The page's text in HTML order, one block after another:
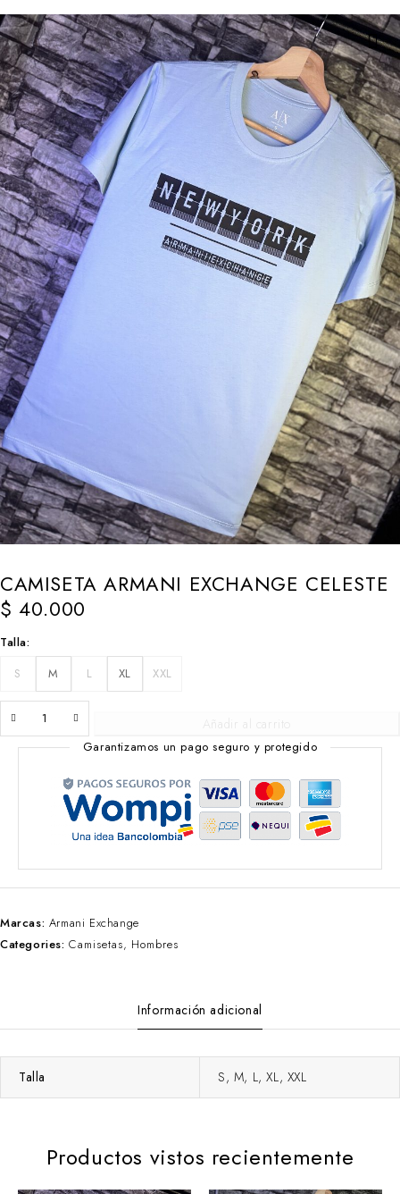
CAMISETA ARMANI EXCHANGE CELESTE
$ 40.000
Talla
S
M L XL XXL
Añadir al carrito
Garantizamos un pago seguro y protegido
Marcas: Armani Exchange
Categories:Camisetas, Hombres
Información adicional
Talla S, M, L, XL, XXL
Productos vistos recientemente